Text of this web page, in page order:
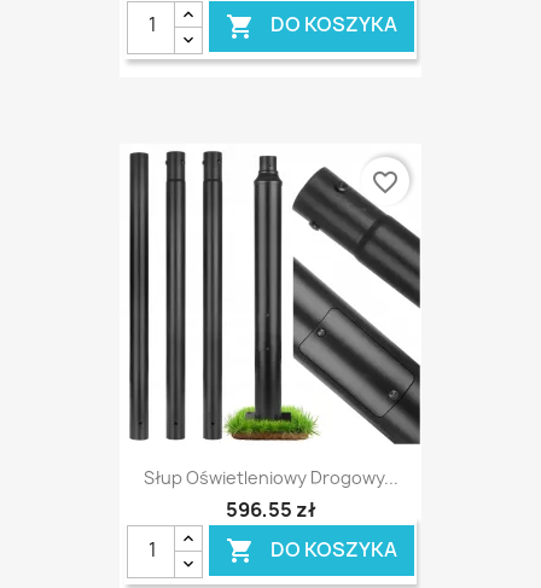
 DO KOSZYKA
Słup Oświetleniowy Drogowy...
596,55 zł
 DO KOSZYKA
favorite_border